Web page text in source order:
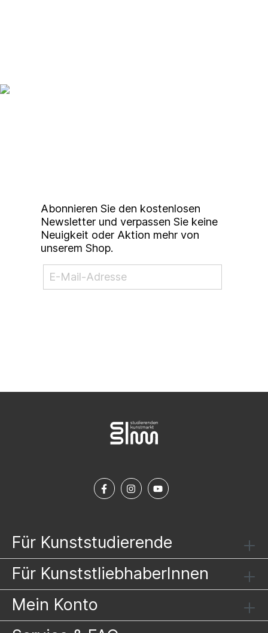
Abonnieren Sie den kostenlosen
Newsletter und verpassen Sie keine
Neuigkeit oder Aktion mehr von
unserem Shop.
Für Kunststudierende
Für KunststliebhaberInnen
Mein Konto